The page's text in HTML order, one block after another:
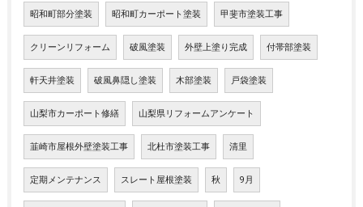
昭和町部分塗装 昭和町カーポート塗装 甲斐市塗装工事
クリーンリフォーム 破風塗装 外壁上塗り完成 付帯部塗装
軒天井塗装 破風鼻隠し塗装 木部塗装 戸袋塗装
山梨市カーポート修繕 山梨県リフォームアンケート
韮崎市屋根外壁塗装工事 北杜市塗装工事 清里
定期メンテナンス スレート屋根塗装 秋 9月